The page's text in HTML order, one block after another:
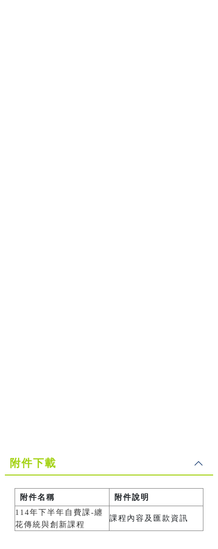
附件下載
附件名稱
附件說明
114年下半年自費課-纏
花傳統與創新課程
課程內容及匯款資訊